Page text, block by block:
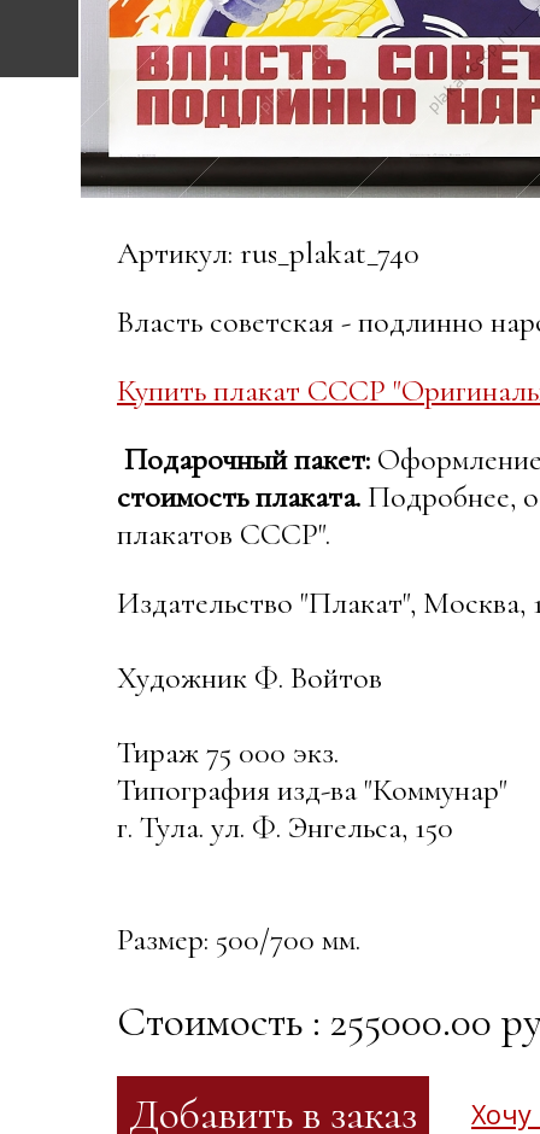
Артикул: rus_plakat_740
Власть советская - подлинно
Купить плакат СССР
Подарочный пакет: Оформление
стоимость плаката. Подробнее,
плакатов СССР".
Издательство "Плакат", Москва,
Художник Ф. Войтов
Тираж 75 000 экз.
Типография изд-ва "Коммунар"
г. Тула. ул. Ф. Энгельса, 150
Размер: 500/700 мм.
Стоимость : 255000.00
Хочу